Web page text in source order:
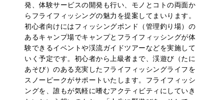
発、体験サービスの開発も行い、モノとコトの両面か
らフライフィッシングの魅力を提案してまいります。
初心者向けにはフィッシングポンド（管理釣り場）の
あるキャンプ場でキャンプとフライフィッシングが体
験できるイベントや渓流ガイドツアーなどを実施して
いく予定です。初心者から上級者まで、渓遊び（たに
あそび）のある充実したフライフィッシングライフを
スノーピークがサポートいたします。フライフィッシ
ングを、誰もが気軽に嗜むアクティビティにしていき